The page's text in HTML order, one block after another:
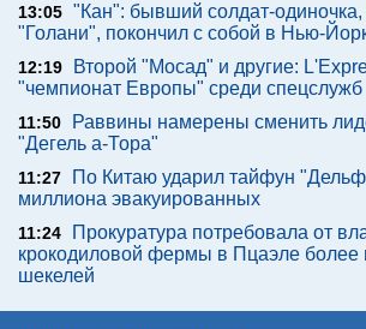
13:05 "Кан": бывший солдат-
"Голани", покончил с собой в Нью-
12:19
Второй "Мосад" и другие:
"чемпионат Европы" среди спецслужб
11:50
Раввины намерены сменить
"Дегель а-Тора"
11:27
По Китаю ударил тайфун
миллиона эвакуированных
11:24
Прокуратура потребовала от
крокодиловой фермы в Пцаэле более
шекелей